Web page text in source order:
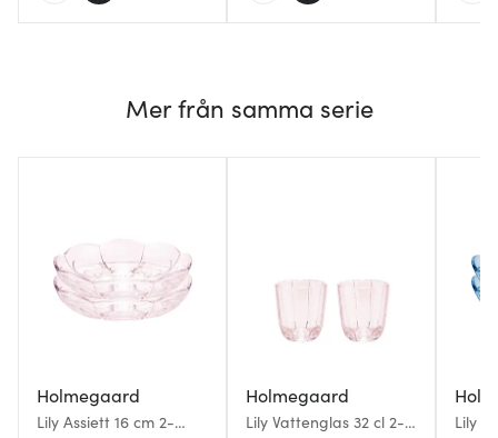
Mer från samma serie
Holmegaard
Lily Assiett 16 cm 2-
Holmegaard
Lily Vattenglas 32 cl 2-
Lily